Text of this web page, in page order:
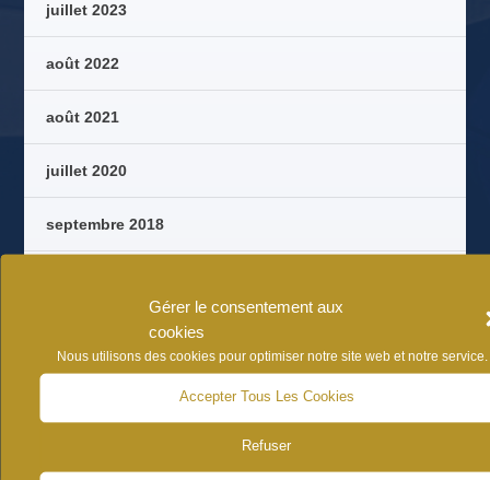
Gérer le consentement aux
cookies
Nous utilisons des cookies pour optimiser notre site web et notre service.
Accepter Tous Les Cookies
Refuser
juillet 2023
août 2022
août 2021
juillet 2020
septembre 2018